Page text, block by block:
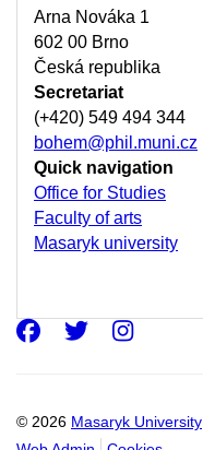
Arna Nováka 1
602 00 Brno
Česká republika
Secretariat
(+420) 549 494 344
bohem@phil.muni.cz
Quick navigation
Office for Studies
Faculty of arts
Masaryk university
© 2026 Masaryk University
Facebook
Twitter